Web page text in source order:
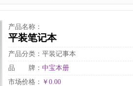
产品名称：
平装笔记本
产品分类：平装记事本
品 牌： 中宝本册
市场价格： ￥0.00